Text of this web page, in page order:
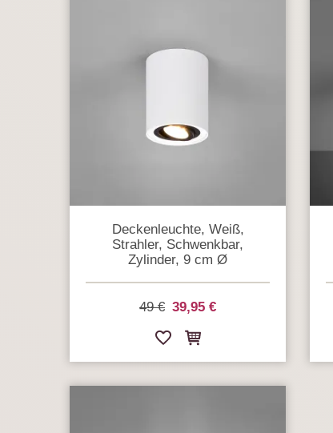
Deckenleuchte, Weiß,
Strahler, Schwenkbar,
Zylinder, 9 cm Ø
49 € 39,95 €